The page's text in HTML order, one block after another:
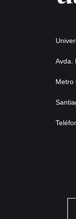
Avda.
Metro